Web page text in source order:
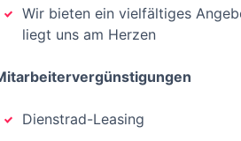
Wir bieten ein vielfältiges
liegt uns am Herzen
Dienstrad-Leasing